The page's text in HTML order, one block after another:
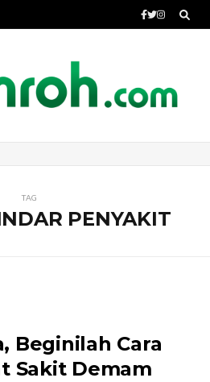
TAG
PENYAKIT
Beginilah Cara
Sakit Demam